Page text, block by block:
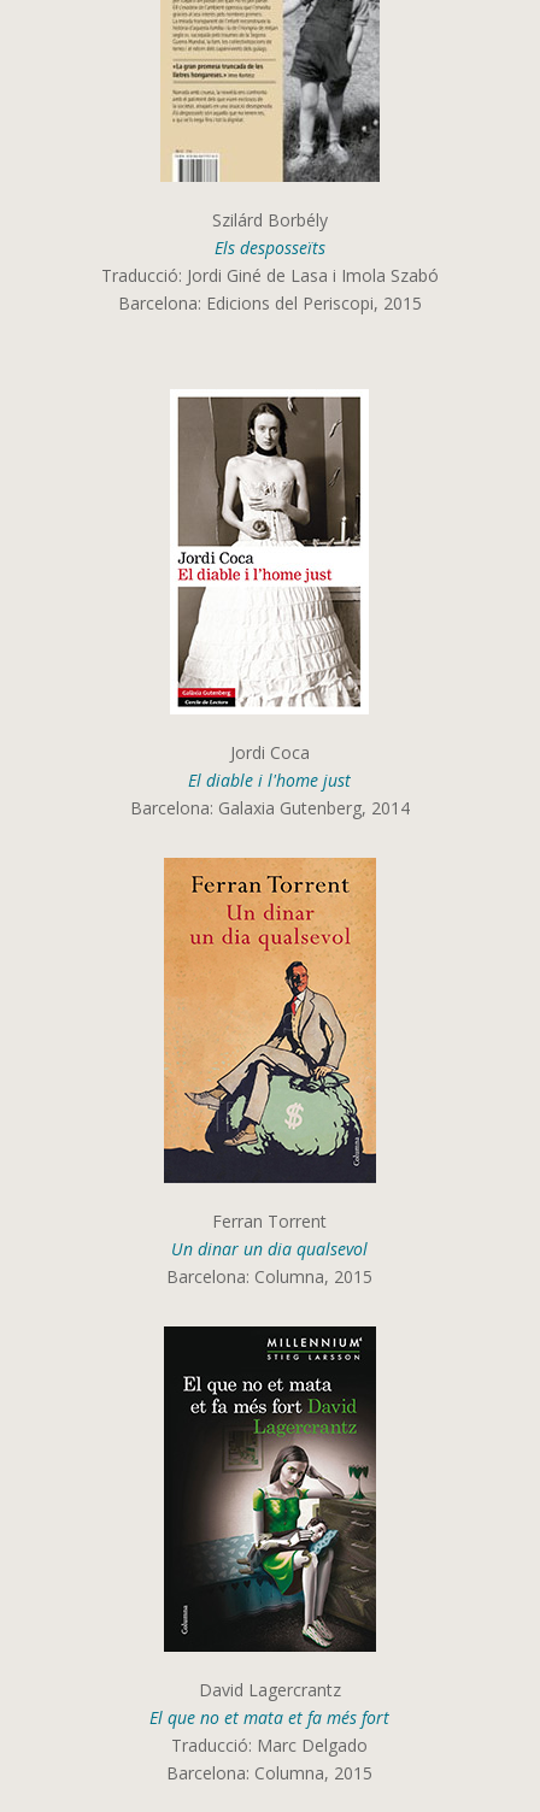
Szilárd Borbély
Els desposseïts
Traducció: Jordi Giné de Lasa i Imola Szabó
Barcelona: Edicions del Periscopi, 2015
Jordi Coca
El diable i l'home just
Barcelona: Galaxia Gutenberg, 2014
Ferran Torrent
Un dinar un dia qualsevol
Barcelona: Columna, 2015
David Lagercrantz
El que no et mata et fa més fort
Traducció: Marc Delgado
Barcelona: Columna, 2015